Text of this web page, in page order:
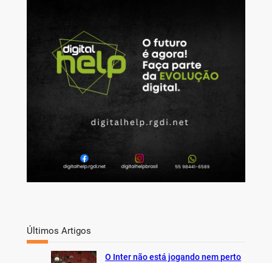
Últimos Artigos
O Inter não está jogando nem perto